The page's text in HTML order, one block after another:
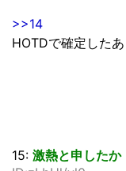
>>14
HOTDで確定した
15: 激熱と申したか